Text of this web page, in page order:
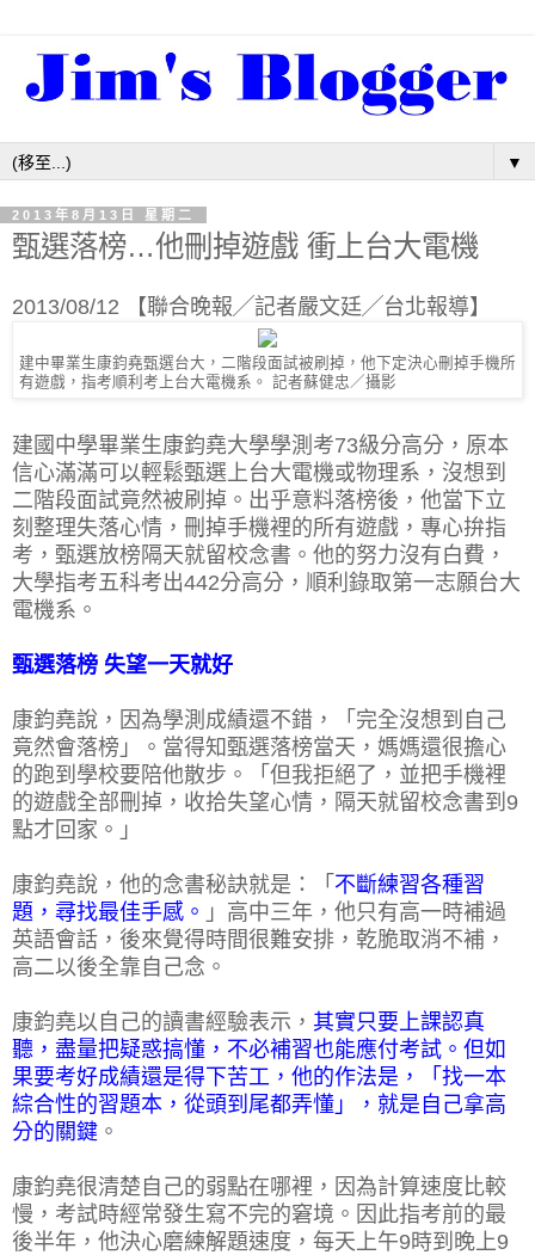
▼
2013年8月13日 星期二
甄選落榜…他刪掉遊戲 衝上台大電機
2013/08/12 【聯合晚報╱記者嚴文廷╱台北報導】
建中畢業生康鈞堯甄選台大，二階段面試被刷掉，他下定決心刪掉手機所
有遊戲，指考順利考上台大電機系。 記者蘇健忠／攝影
建國中學畢業生康鈞堯大學學測考73級分高分，原本
信心滿滿可以輕鬆甄選上台大電機或物理系，沒想到
二階段面試竟然被刷掉。出乎意料落榜後，他當下立
刻整理失落心情，刪掉手機裡的所有遊戲，專心拚指
考，甄選放榜隔天就留校念書。他的努力沒有白費，
大學指考五科考出442分高分，順利錄取第一志願台大
電機系。
甄選落榜 失望一天就好
康鈞堯說，因為學測成績還不錯，「完全沒想到自己
竟然會落榜」。當得知甄選落榜當天，媽媽還很擔心
的跑到學校要陪他散步。「但我拒絕了，並把手機裡
的遊戲全部刪掉，收拾失望心情，隔天就留校念書到9
點才回家。」
康鈞堯說，他的念書秘訣就是：「 不斷練習各種習
題，尋找最佳手感。 」高中三年，他只有高一時補過
英語會話，後來覺得時間很難安排，乾脆取消不補，
高二以後全靠自己念。
康鈞堯以自己的讀書經驗表示， 其實只要上課認真
聽，盡量把疑惑搞懂，不必補習也能應付考試。但如
果要考好成績還是得下苦工，他的作法是，「找一本
綜合性的習題本，從頭到尾都弄懂」，就是自己拿高
分的關鍵 。
康鈞堯很清楚自己的弱點在哪裡，因為計算速度比較
慢，考試時經常發生寫不完的窘境。因此指考前的最
後半年，他決心磨練解題速度，每天上午9時到晚上9